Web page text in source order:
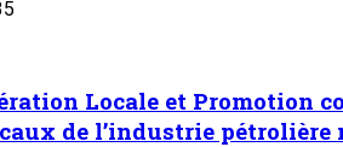
Locale et Promotion
de l’industrie pétrolière